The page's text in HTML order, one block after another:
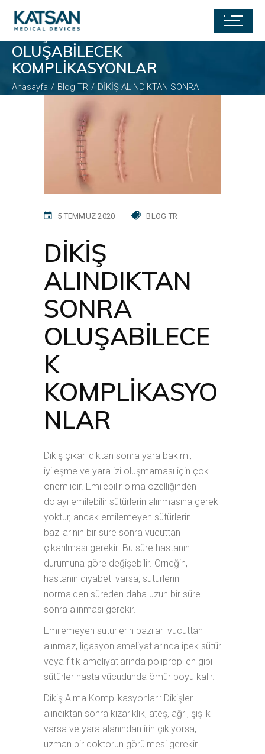
DİKİŞ ALINDIKTAN SONRA
OLUŞABİLECEK
KOMPLİKASYONLAR
Anasayfa Blog TR
DİKİŞ ALINDIKTAN SONRA
5 TEMMUZ 2020 BLOG TR
DİKİŞ
ALINDIKTAN
SONRA
OLUŞABİLECE
K
KOMPLİKASYO
NLAR
Dikiş çıkarıldıktan sonra yara bakımı,
iyileşme ve yara izi oluşmaması için çok
önemlidir. Emilebilir olma özelliğinden
dolayı emilebilir sütürlerin alınmasına gerek
yoktur, ancak emilemeyen sütürlerin
bazılarının bir süre sonra vücuttan
çıkarılması gerekir. Bu süre hastanın
durumuna göre değişebilir. Örneğin,
hastanın diyabeti varsa, sütürlerin
normalden süreden daha uzun bir süre
sonra alınması gerekir.
Emilemeyen sütürlerin bazıları vücuttan
alınmaz, ligasyon ameliyatlarında ipek sütür
veya fıtık ameliyatlarında polipropilen gibi
sütürler hasta vücudunda ömür boyu kalır.
Dikiş Alma Komplikasyonları: Dikişler
alındıktan sonra kızarıklık, ateş, ağrı, şişlik
varsa ve yara alanından irin çıkıyorsa,
uzman bir doktorun görülmesi gerekir.